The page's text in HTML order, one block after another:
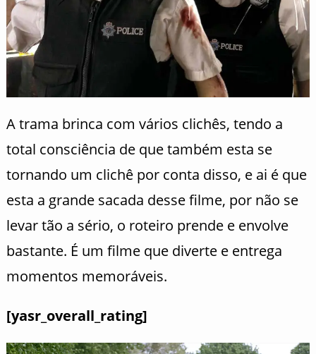
A trama brinca com vários clichês, tendo a
total consciência de que também esta se
tornando um clichê por conta disso, e ai é que
esta a grande sacada desse filme, por não se
levar tão a sério, o roteiro prende e envolve
bastante. É um filme que diverte e entrega
momentos memoráveis.
[yasr_overall_rating]